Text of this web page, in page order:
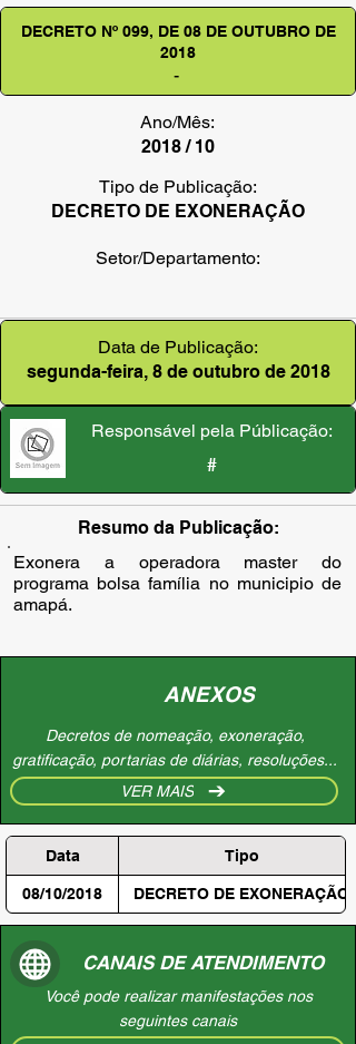
DECRETO Nº 099, DE 08 DE OUTUBRO DE
2018
-
Ano/Mês:
2018 / 10
Tipo de Publicação:
DECRETO DE EXONERAÇÃO
Setor/Departamento:
Data de Publicação:
segunda-feira, 8 de outubro de 2018
Responsável pela Públicação:
#
Resumo da Publicação:
Exonera a operadora master do
programa bolsa família no municipio de
amapá.
ANEXOS
Decretos de nomeação, exoneração,
gratificação, portarias de diárias, resoluções...
VER MAIS
Data Tipo
08/10/2018 DECRETO DE EXONERAÇÃO
CANAIS DE ATENDIMENTO
Você pode realizar manifestações nos
seguintes canais